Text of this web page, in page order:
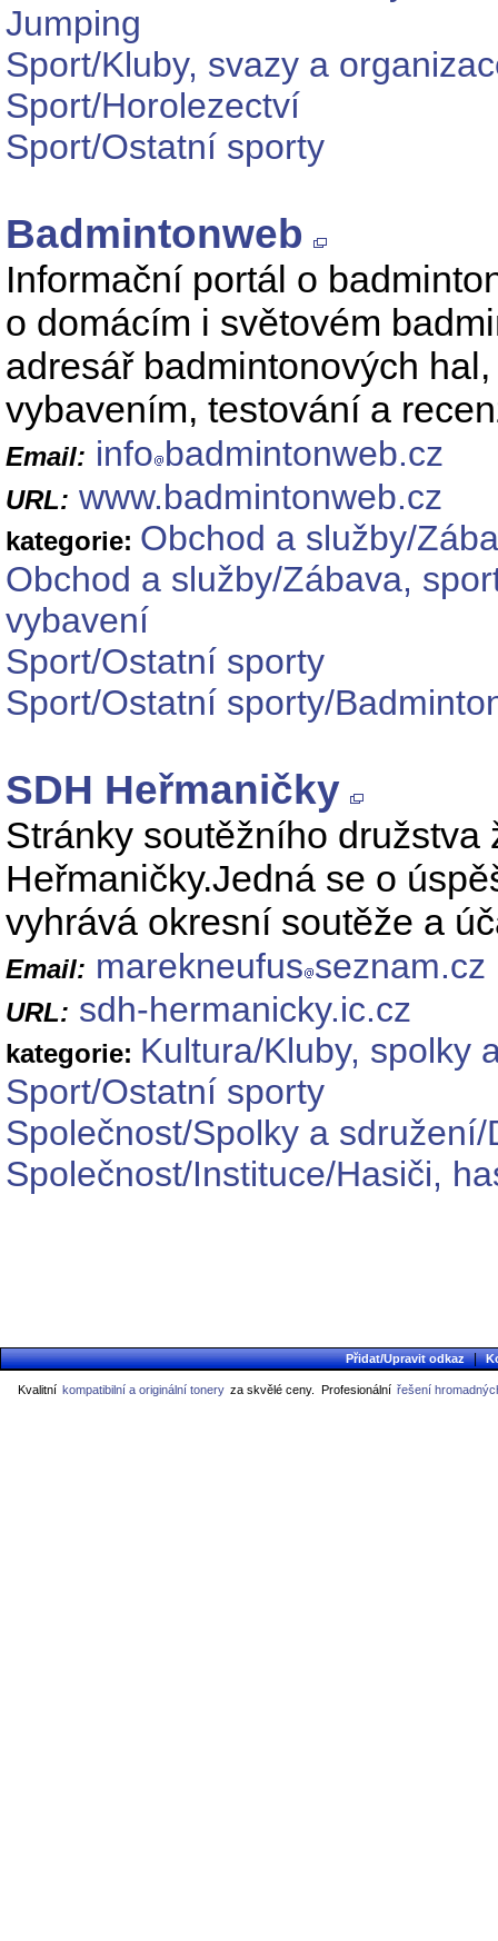
Jumping
Sport/Kluby, svazy a
Sport/Horolezectví
Sport/Ostatní sporty
Badmintonweb
Informační portál o
o domácím i světovém
adresář badmintonových
vybavením, testování a
Email: info badmintonweb.cz
URL: www.badmintonweb.cz
kategorie: Obchod a služby/
Obchod a služby/Zábava,
vybavení
Sport/Ostatní sporty
Sport/Ostatní sporty/
SDH Heřmaničky
Stránky soutěžního
Heřmaničky.Jedná se o
vyhrává okresní soutěže a
Email: marekneufus seznam.cz
URL: sdh-hermanicky.ic.cz
kategorie: Kultura/Kluby, spolky
Sport/Ostatní sporty
Společnost/Spolky a
Společnost/Instituce/Hasiči,
Přidat/Upravit odkaz |
Kvalitní kompatibilní a originální tonery za skvělé ceny. Profesionální řešení